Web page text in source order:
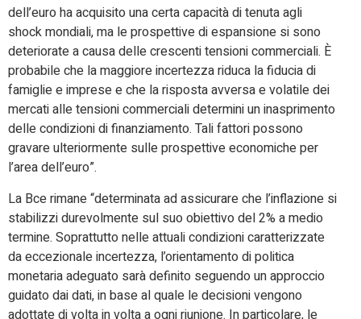
dell’euro ha acquisito una certa capacità di tenuta agli
shock mondiali, ma le prospettive di espansione si sono
deteriorate a causa delle crescenti tensioni commerciali. È
probabile che la maggiore incertezza riduca la fiducia di
famiglie e imprese e che la risposta avversa e volatile dei
mercati alle tensioni commerciali determini un inasprimento
delle condizioni di finanziamento. Tali fattori possono
gravare ulteriormente sulle prospettive economiche per
l’area dell’euro”.
La Bce rimane “determinata ad assicurare che l’inflazione si
stabilizzi durevolmente sul suo obiettivo del 2% a medio
termine. Soprattutto nelle attuali condizioni caratterizzate
da eccezionale incertezza, l’orientamento di politica
monetaria adeguato sarà definito seguendo un approccio
guidato dai dati, in base al quale le decisioni vengono
adottate di volta in volta a ogni riunione. In particolare, le